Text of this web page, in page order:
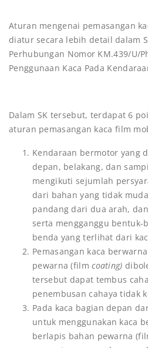
Aturan mengenai pemasangan
diatur secara lebih detail dalam
Perhubungan Nomor KM.439/U/
Penggunaan Kaca Pada
Dalam SK tersebut, terdapat 6
aturan pemasangan kaca film
Kendaraan bermotor yang
depan, belakang, dan
mengikuti sejumlah
dari bahan yang tidak
pandang dari dua arah,
serta mengganggu bentuk-
benda yang terlihat dari
Pemasangan kaca
pewarna (filmcoating)
tersebut dapat tembus
penembusan cahaya tidak
Pada kaca bagian depan
untuk menggunakan kaca
berlapis bahan pewarna